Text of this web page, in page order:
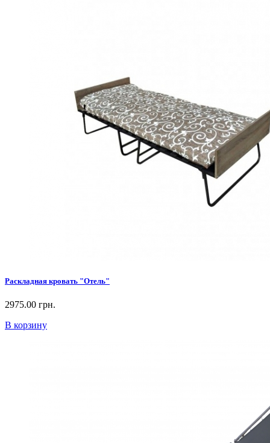
Раскладная кровать "Отель"
2975.00 грн.
В корзину